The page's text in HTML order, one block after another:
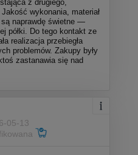
z drugiego,
wykonania, materiał
są naprawdę świetne —
półki. Do tego kontakt ze
realizacja przebiegła
problemów. Zakupy były
zastanawia się nad
05-13